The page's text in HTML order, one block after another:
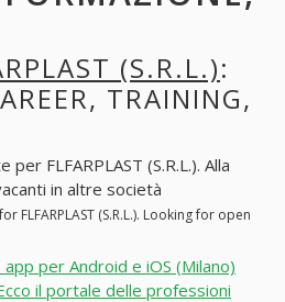
(S.R.L.):
TRAINING,
FLFARPLAST (S.R.L.). Alla
in altre società
FLFARPLAST (S.R.L.). Looking for open
per Android e iOS (Milano)
il portale delle professioni